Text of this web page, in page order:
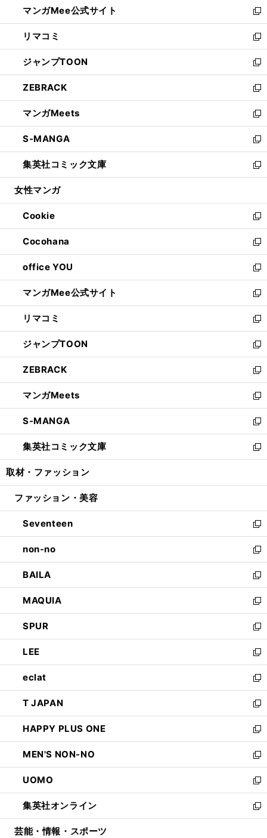
く
ド
ウ
で
開
く
ィ
ン
ド
ウ
で
開
く
い
ウ
ィ
ン
ド
ウ
で
開
く
マンガMee公式サイト
新
し
い
ウ
ィ
ン
ド
ウ
で
開
く
リマコミ
新
し
い
ウ
ィ
ン
ド
ウ
で
開
く
ジャンプTOON
新
し
い
ウ
ィ
ン
ド
ウ
で
開
ZEBRACK
新
し
い
ウ
ィ
ン
ド
ウ
開
く
マンガMeets
新
し
い
ウ
ィ
ン
ウ
で
開
く
S-MANGA
新
し
い
ウ
ン
ド
ウ
で
開
く
集英社コミック文庫
新
し
ウ
ィ
ン
ド
ウ
で
開
く
女性マンガ
Cookie
新
し
い
ウ
ィ
ン
ド
ウ
で
開
く
Cocohana
新
し
い
ウ
ィ
ン
ド
ウ
で
開
く
office YOU
新
し
い
ウ
ィ
ン
ド
ウ
で
開
く
マンガMee公式サイト
新
し
い
ウ
ィ
ン
ド
ウ
で
開
く
リマコミ
新
し
い
ウ
ィ
ン
ド
ウ
で
開
く
ジャンプTOON
新
し
い
ウ
ィ
ン
ド
ウ
で
開
ZEBRACK
新
し
い
ウ
ィ
ン
ド
ウ
開
マンガMeets
新
し
い
ウ
ィ
ン
ウ
開
く
S-MANGA
新
し
い
ウ
ン
ウ
で
開
く
集英社コミック文庫
新
し
ウ
ン
ド
ウ
で
開
く
取材・ファッション
ファッション・美容
Seventeen
新
し
い
ウ
ィ
ン
ド
ウ
で
開
く
non-no
新
し
い
ウ
ィ
ン
ド
ウ
で
開
く
BAILA
新
し
い
ウ
ィ
ン
ド
ウ
で
開
く
MAQUIA
新
し
い
ウ
ィ
ン
ド
ウ
で
開
く
SPUR
新
し
い
ウ
ィ
ン
ド
ウ
で
開
く
LEE
新
し
い
ウ
ィ
ン
ド
ウ
で
開
く
eclat
新
し
い
ウ
ィ
ン
ド
ウ
で
開
く
T JAPAN
新
し
い
ウ
ィ
ン
ド
ウ
で
開
HAPPY PLUS ONE
新
し
い
ウ
ィ
ン
ド
ウ
MEN'S NON-NO
新
し
い
ウ
ィ
ン
UOMO
新
し
い
ウ
集英社オンライン
新
し
芸能・情報・スポーツ